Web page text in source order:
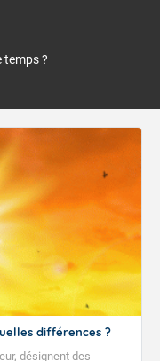
temps ?
différences ?
désignent des